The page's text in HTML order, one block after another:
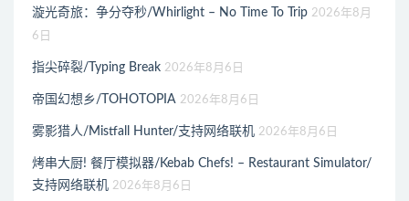
漩光奇旅：争分夺秒/Whirlight – No Time To Trip 2026年8月
6日
指尖碎裂/Typing Break 2026年8月6日
帝国幻想乡/TOHOTOPIA 2026年8月6日
雾影猎人/Mistfall Hunter/支持网络联机 2026年8月6日
烤串大厨! 餐厅模拟器/Kebab Chefs! – Restaurant Simulator/
支持网络联机 2026年8月6日